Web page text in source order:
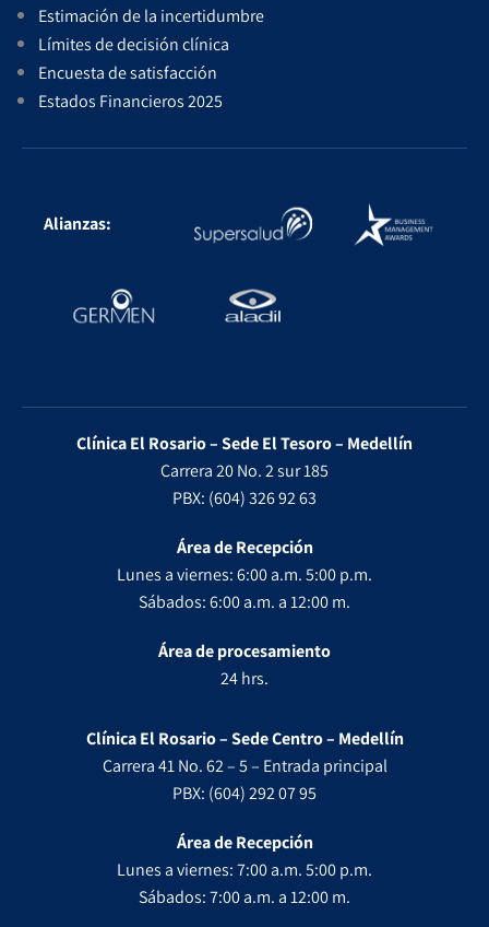
Estimación de la incertidumbre
Límites de decisión clínica
Encuesta de satisfacción
Estados Financieros 2025
Alianzas:
Clínica El Rosario – Sede El Tesoro – Medellín
Carrera 20 No. 2 sur 185
PBX: (604) 326 92 63
Área de Recepción
Lunes a viernes: 6:00 a.m. 5:00 p.m.
Sábados: 6:00 a.m. a 12:00 m.
Área de procesamiento
24 hrs.
Clínica El Rosario – Sede Centro – Medellín
Carrera 41 No. 62 – 5 – Entrada principal
PBX: (604) 292 07 95
Área de Recepción
Lunes a viernes: 7:00 a.m. 5:00 p.m.
Sábados: 7:00 a.m. a 12:00 m.